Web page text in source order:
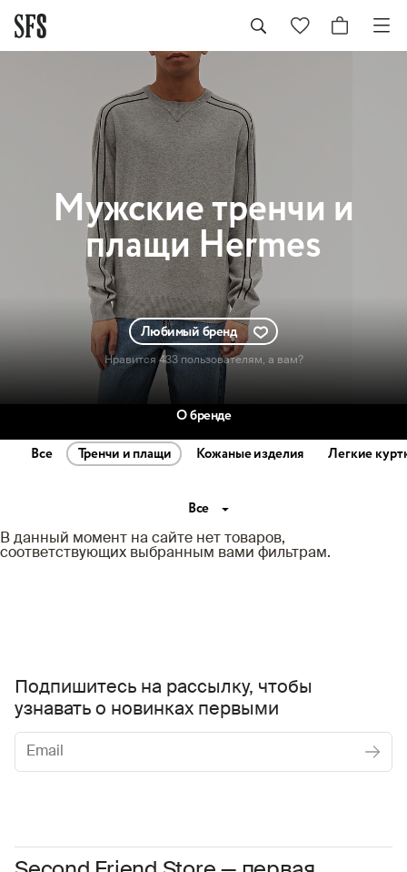
Мужскиетренчи и
плащи Hermes
Любимый бренд
Нравится 433 пользователям, а вам?
О бренде
Все
Тренчи и плащи Кожаные изделия Легкие
Все
В данный момент на сайте нет товаров,
соответствующих выбранным вами фильтрам.
Подпишитесь на рассылку, чтобы
узнавать о новинках первыми
Соглашаюсь с условиями Пользовательского соглашения